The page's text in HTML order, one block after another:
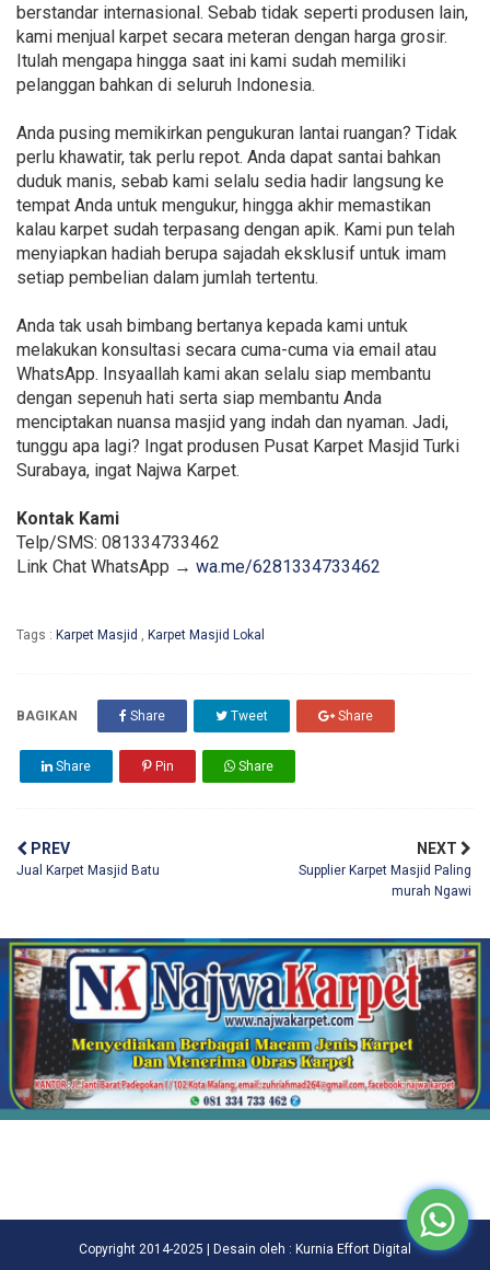
berstandar internasional. Sebab tidak seperti produsen lain,
kami menjual karpet secara meteran dengan harga grosir.
Itulah mengapa hingga saat ini kami sudah memiliki
pelanggan bahkan di seluruh Indonesia.
Anda pusing memikirkan pengukuran lantai ruangan? Tidak
perlu khawatir, tak perlu repot. Anda dapat santai bahkan
duduk manis, sebab kami selalu sedia hadir langsung ke
tempat Anda untuk mengukur, hingga akhir memastikan
kalau karpet sudah terpasang dengan apik. Kami pun telah
menyiapkan hadiah berupa sajadah eksklusif untuk imam
setiap pembelian dalam jumlah tertentu.
Anda tak usah bimbang bertanya kepada kami untuk
melakukan konsultasi secara cuma-cuma via email atau
WhatsApp. Insyaallah kami akan selalu siap membantu
dengan sepenuh hati serta siap membantu Anda
menciptakan nuansa masjid yang indah dan nyaman. Jadi,
tunggu apa lagi? Ingat produsen Pusat Karpet Masjid Turki
Surabaya, ingat Najwa Karpet.
Kontak Kami
Telp/SMS: 081334733462
Link Chat WhatsApp → wa.me/6281334733462
Tags : Karpet Masjid Karpet Masjid Lokal
BAGIKAN Share Tweet Share
Share Pin Share
PREV
Jual Karpet Masjid Batu
NEXT
Supplier Karpet Masjid Paling
murah Ngawi
Copyright 2014-2025 | Desain oleh : Kurnia Effort Digital